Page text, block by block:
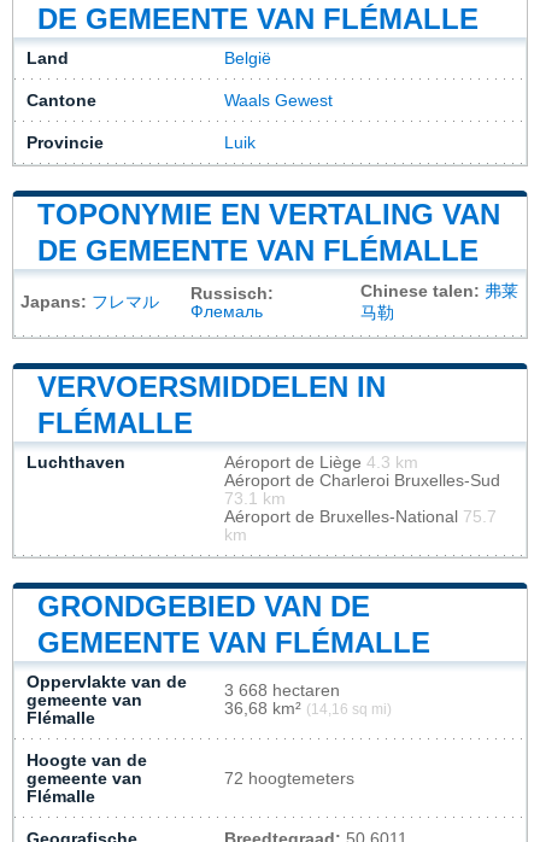
DE GEMEENTE VAN FLÉMALLE
Land België
Cantone Waals Gewest
Provincie Luik
TOPONYMIE EN VERTALING VAN
DE GEMEENTE VAN FLÉMALLE
Japans: フレマル
Russisch:
Флемаль
Chinese talen: 弗莱
马勒
VERVOERSMIDDELEN IN
FLÉMALLE
Luchthaven Aéroport de Liège 4.3 km
Aéroport de Charleroi Bruxelles-Sud
73.1 km
Aéroport de Bruxelles-National 75.7
km
GRONDGEBIED VAN DE
GEMEENTE VAN FLÉMALLE
Oppervlakte van de
gemeente van
Flémalle
3 668 hectaren
36,68 km² (14,16 sq mi)
Hoogte van de
gemeente van
Flémalle
72 hoogtemeters